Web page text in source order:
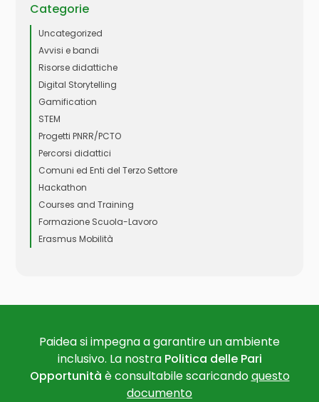
Categorie
Uncategorized
Avvisi e bandi
Risorse didattiche
Digital Storytelling
Gamification
STEM
Progetti PNRR/PCTO
Percorsi didattici
Comuni ed Enti del Terzo Settore
Hackathon
Courses and Training
Formazione Scuola-Lavoro
Erasmus Mobilità
Paidea si impegna a garantire un ambiente
inclusivo. La nostra Politica delle Pari
Opportunità è consultabile scaricandoquesto
documento